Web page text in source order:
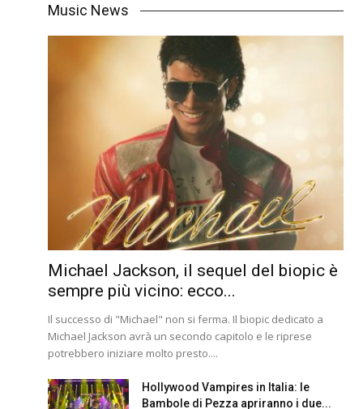
Music News
Michael Jackson, il sequel del biopic è
sempre più vicino: ecco...
Il successo di "Michael" non si ferma. Il biopic dedicato a
Michael Jackson avrà un secondo capitolo e le riprese
potrebbero iniziare molto presto....
Hollywood Vampires in Italia: le
Bambole di Pezza apriranno i due...